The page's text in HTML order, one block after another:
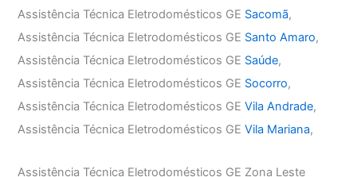
Assistência Técnica Eletrodomésticos GE Sacomã,
Assistência Técnica Eletrodomésticos GE Santo Amaro,
Assistência Técnica Eletrodomésticos GE Saúde,
Assistência Técnica Eletrodomésticos GE Socorro,
Assistência Técnica Eletrodomésticos GEVila Andrade,
Assistência Técnica Eletrodomésticos GEVila Mariana,
Assistência Técnica Eletrodomésticos GE Zona Leste